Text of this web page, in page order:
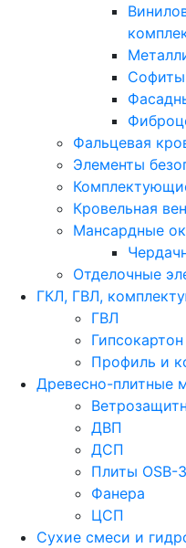
Софиты
Фальцевая
Элементы
Кровельная
Мансардные
Отделочные
ГКЛ, ГВЛ,
ГВЛ
Гипсокартон
Профиль и
Древесно-плитные
ДВП
ДСП
Плиты OSB-3
Фанера
ЦСП
Сухие смеси и